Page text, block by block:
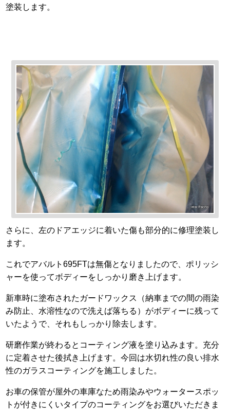
塗装します。
さらに、左のドアエッジに着いた傷も部分的に修理塗装し
ます。
これでアバルト695FTは無傷となりましたので、ポリッシ
ャーを使ってボディーをしっかり磨き上げます。
新車時に塗布されたガードワックス（納車までの間の雨染
み防止、水溶性なので洗えば落ちる）がボディーに残って
いたようで、それもしっかり除去します。
研磨作業が終わるとコーティング液を塗り込みます。充分
に定着させた後拭き上げます。今回は水切れ性の良い排水
性のガラスコーティングを施工しました。
お車の保管が屋外の車庫なため雨染みやウォータースポッ
トが付きにくいタイプのコーティングをお選びいただきま